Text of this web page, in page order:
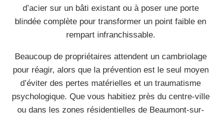
d’acier sur un bâti existant ou à poser une porte
blindée complète pour transformer un point faible en
rempart infranchissable.
Beaucoup de propriétaires attendent un cambriolage
pour réagir, alors que la prévention est le seul moyen
d’éviter des pertes matérielles et un traumatisme
psychologique. Que vous habitiez près du centre-ville
ou dans les zones résidentielles de Beaumont-sur-